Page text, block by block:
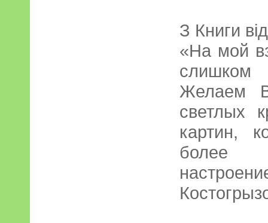
З Книги
«На мой
слишком
Желаем
светлых
картин,
более